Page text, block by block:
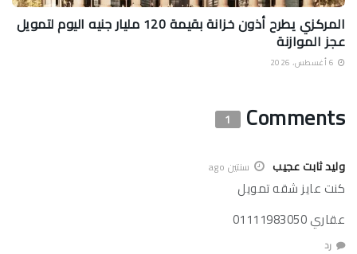
المركزي يطرح أذون خزانة بقيمة 120 مليار جنيه اليوم لتمويل
عجز الموازنة
Comments
1
وليد ثابت عجيب سنتين ago
كنت عايز شقه تمويل
عقاري 01111983050
رد